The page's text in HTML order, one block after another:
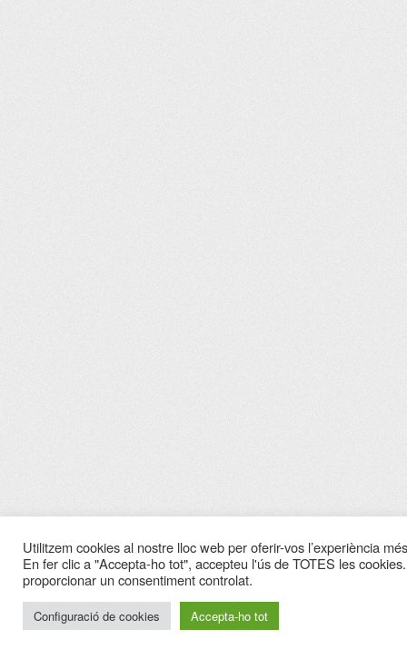
Utilitzem cookies al nostre lloc web per oferir-vos l’experiència
En fer clic a "Accepta-ho tot", accepteu l'ús de TOTES les
proporcionar un consentiment controlat.
Configuració de cookies Accepta-ho tot